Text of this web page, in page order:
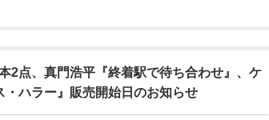
2点、真門浩平『終着駅で待ち合わせ』、ケ
・ハラー』販売開始日のお知らせ